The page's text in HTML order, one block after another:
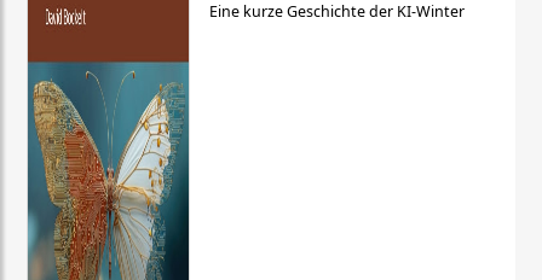
Eine kurze Geschichte der KI-Winter